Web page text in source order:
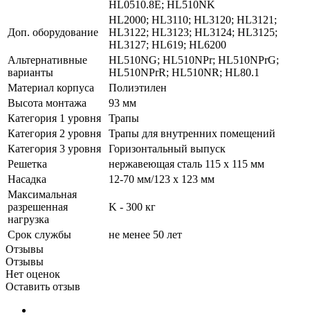
HL0510.8E; HL510NK
Доп. оборудование
HL2000; HL3110; HL3120; HL3121;
HL3122; HL3123; HL3124; HL3125;
HL3127; HL619; HL6200
Альтернативные
варианты
HL510NG; HL510NPr; HL510NPrG;
HL510NPrR; HL510NR; HL80.1
Материал корпуса
Полиэтилен
Высота монтажа
93 мм
Категория 1 уровня
Трапы
Категория 2 уровня
Трапы для внутренних помещений
Категория 3 уровня
Горизонтальный выпуск
Решетка
нержавеющая сталь 115 x 115 мм
Насадка
12-70 мм/123 x 123 мм
Максимальная
разрешенная
нагрузка
K - 300 кг
Срок службы
не менее 50 лет
Отзывы
Отзывы
Нет оценок
Оставить отзыв